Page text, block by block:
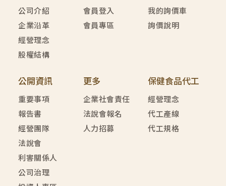
公司介紹
企業沿革
經營理念
股權結構
會員登入
會員專區
我的詢價車
詢價說明
公開資訊
重要事項
報告書
經營團隊
法說會
利害關係人
公司治理
更多
企業社會責任
法說會報名
人力招募
保健食品代工
經營理念
代工產線
代工規格